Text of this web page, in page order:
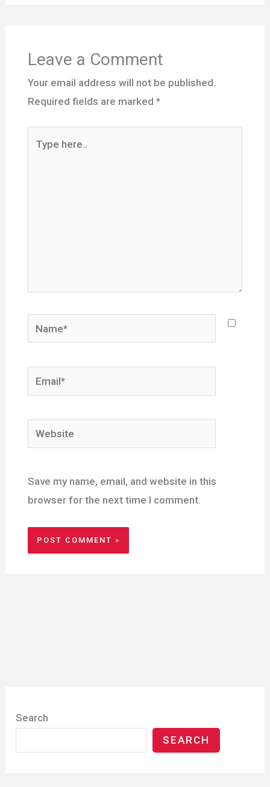
Leave a Comment
Your email address will not be published.
Required fields are marked *
here..
Name*
Email*
Website
Save my name, email, and website in this
browser for the next time I comment.
Search
SEARCH